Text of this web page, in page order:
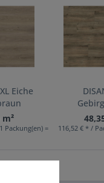
Eiche
Packung(en) = 2,87 m²)116,52 € * /